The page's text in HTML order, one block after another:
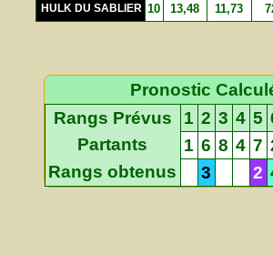
HULK DU SABLIER 10 13,48 11,73
Pronostic
Rangs Prévus
1 2 3 4 5
Partants
1 6 8 4 7
Rangs obtenus
3 2